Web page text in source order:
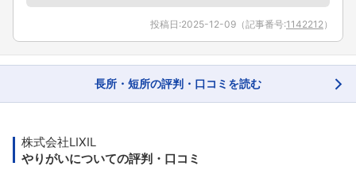
投稿日:2025-12-09 （記事番号:1142212 ）
長所・短所の評判・口コミを読む
株式会社LIXIL
やりがいについての評判・口コミ